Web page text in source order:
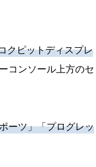
クピットディスプレ
コンソール上方のセ
ーツ」「プログレッ